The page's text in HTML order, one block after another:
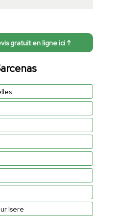
gratuit en ligne ici ↑
Isere